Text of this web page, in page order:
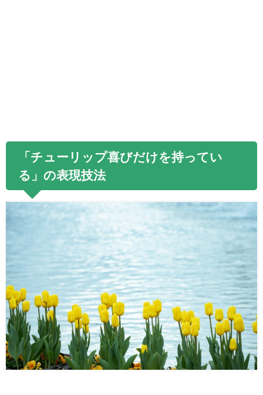
「チューリップ喜びだけを持ってい
る」の表現技法